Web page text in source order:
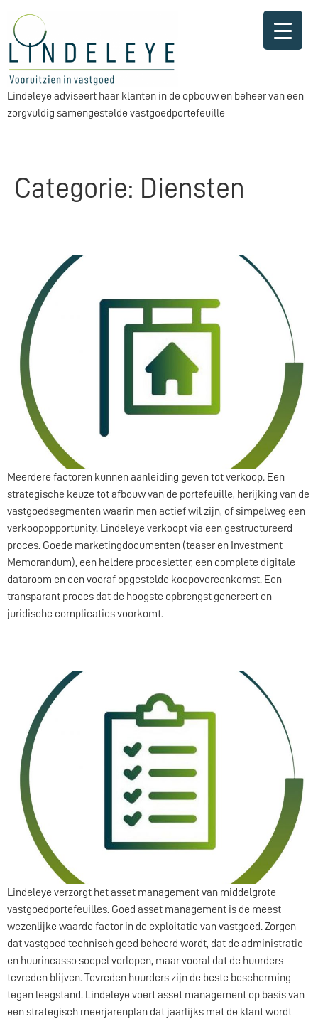
Lindeleye adviseert haar klanten in de opbouw en beheer van een
zorgvuldig samengestelde vastgoedportefeuille
Categorie: Diensten
Meerdere factoren kunnen aanleiding geven tot verkoop. Een
strategische keuze tot afbouw van de portefeuille, herijking van de
vastgoedsegmenten waarin men actief wil zijn, of simpelweg een
verkoopopportunity. Lindeleye verkoopt via een gestructureerd
proces. Goede marketingdocumenten (teaser en Investment
Memorandum), een heldere procesletter, een complete digitale
dataroom en een vooraf opgestelde koopovereenkomst. Een
transparant proces dat de hoogste opbrengst genereert en
juridische complicaties voorkomt.
Lindeleye verzorgt het asset management van middelgrote
vastgoedportefeuilles. Goed asset management is de meest
wezenlijke waarde factor in de exploitatie van vastgoed. Zorgen
dat vastgoed technisch goed beheerd wordt, dat de administratie
en huurincasso soepel verlopen, maar vooral dat de huurders
tevreden blijven. Tevreden huurders zijn de beste bescherming
tegen leegstand. Lindeleye voert asset management op basis van
een strategisch meerjarenplan dat jaarlijks met de klant wordt